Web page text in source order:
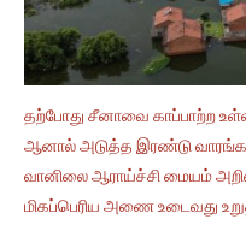
தற்போது சீனாவை காப்பாற்ற
ஆனால் அடுத்த இரண்டு
வானிலை ஆராய்ச்சி மையம்
மிகப்பெரிய அணை உடைவது